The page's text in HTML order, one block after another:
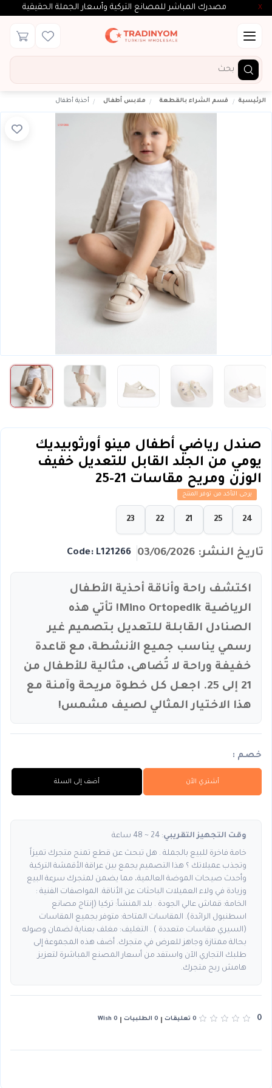
مصدرك المباشر للمصانع التركية وأسعار الجملة الحقيقية X
الرئيسية قسم الشراء بالقطعة ملابس أطفال أحذية أطفال
صندل رياضي أطفال مينو أورثوبيديك
يومي من الجلد القابل للتعديل خفيف
الوزن ومريح مقاسات 21-25
يرجى التأكد من توفر المنتج
24
25
21
22
23
تاريخ النشر: 03/06/2026 Code: L121266
اكتشف راحة وأناقة أحذية الأطفال
الرياضية Mino Ortopedik! تأتي هذه
الصنادل القابلة للتعديل بتصميم غير
رسمي يناسب جميع الأنشطة، مع قاعدة
خفيفة وراحة لا تُضاهى، مثالية للأطفال من
21 إلى 25. اجعل كل خطوة مريحة وآمنة مع
هذا الاختيار المثالي لصيف مشمس!
خصم :
أشتري الأن أضف إلى السلة
وقت التجهيز التقريبي: 24 ~ 48 ساعة
خامة فاخرة للبيع بالجملة . هل تبحث عن قطع تمنح متجرك تميزاً
وتجذب عميلاتك ؟ هذا التصميم يجمع بين عراقة الأقمشة التركية
وأحدث صيحات الموضة العالمية، مما يضمن لمتجرك سرعة البيع
وزيادة في ولاء العميلات الباحثات عن الأناقة. المواصفات الفنية :
الخامة: قماش عالي الجودة . بلد المنشأ: تركيا (إنتاج مصانع
اسطنبول الرائدة). المقاسات المتاحة: متوفر بجميع المقاسات
(السيري مقاسات متعددة ) . التغليف: مغلف بعناية لضمان وصوله
بحالة ممتازة وجاهز للعرض في متجرك. أضف هذه المجموعة إلى
طلبك التجاري الآن واستفد من أسعار المصنع المباشرة لتعزيز
هامش ربح متجرك.
0 0 تعليقات 0 الطلبيات 0 Wish